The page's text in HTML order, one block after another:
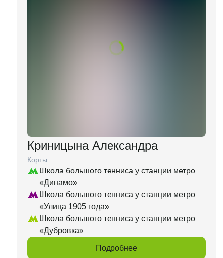
Криницына Александра
Корты
Школа большого тенниса у станции метро
«Динамо»
Школа большого тенниса у станции метро
«Улица 1905 года»
Школа большого тенниса у станции метро
«Дубровка»
Подробнее